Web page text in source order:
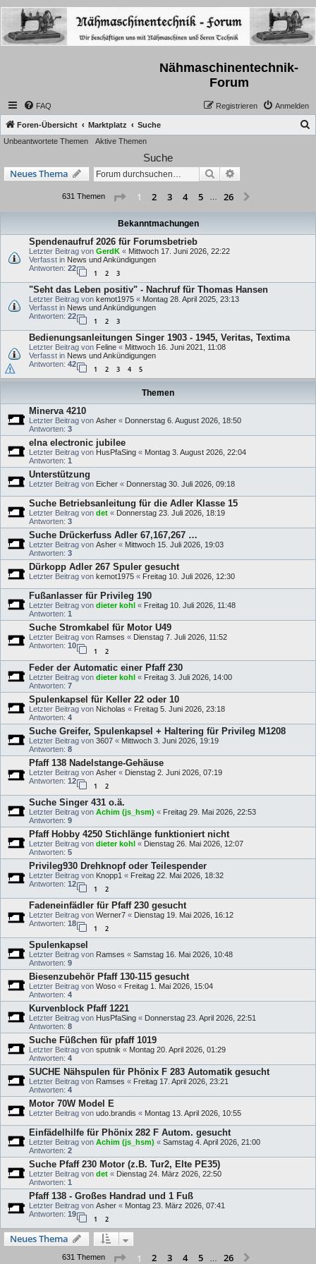
Nähmaschinentechnik-
Forum
FAQ Anmelden
Registrieren
Foren-Übersicht Marktplatz Suche
Unbeantwortete Themen Aktive Themen
Suche
Neues Thema Suche
631 Themen Seite 1von 26
1 2 3 4 5 … 26
Bekanntmachungen
Spendenaufruf 2026 für Forumsbetrieb
Letzter Beitrag von GerdK « Mittwoch 17. Juni 2026, 22:22
Verfasst in News und Ankündigungen
Antworten: 22
1 2 3
"Seht das Leben positiv" - Nachruf für Thomas Hansen
Letzter Beitrag von kemot1975 « Montag 28. April 2025, 23:13
Verfasst in News und Ankündigungen
Antworten: 22
1 2 3
Bedienungsanleitungen Singer 1903 - 1945, Veritas, Textima
Letzter Beitrag von Feline « Mittwoch 16. Juni 2021, 11:08
Verfasst in News und Ankündigungen
Antworten: 42
1 2 3 4 5
Themen
Minerva 4210
Letzter Beitrag von Asher « Donnerstag 6. August 2026, 18:50
Antworten: 3
elna electronic jubilee
Letzter Beitrag von HusPfaSing « Montag 3. August 2026, 22:04
Antworten: 1
Unterstützung
Letzter Beitrag von Eicher « Donnerstag 30. Juli 2026, 09:18
Suche Betriebsanleitung für die Adler Klasse 15
Letzter Beitrag von det « Donnerstag 23. Juli 2026, 18:19
Antworten: 3
Suche Drückerfuss Adler 67,167,267 …
Letzter Beitrag von Asher « Mittwoch 15. Juli 2026, 19:03
Antworten: 3
Dürkopp Adler 267 Spuler gesucht
Letzter Beitrag von kemot1975 « Freitag 10. Juli 2026, 12:30
Fußanlasser für Privileg 190
Letzter Beitrag von dieter kohl « Freitag 10. Juli 2026, 11:48
Antworten: 1
Suche Stromkabel für Motor U49
Letzter Beitrag von Ramses « Dienstag 7. Juli 2026, 11:52
Antworten: 10
1 2
Feder der Automatic einer Pfaff 230
Letzter Beitrag von dieter kohl « Freitag 3. Juli 2026, 14:00
Antworten: 7
Spulenkapsel für Keller 22 oder 10
Letzter Beitrag von Nicholas « Freitag 5. Juni 2026, 23:18
Antworten: 4
Suche Greifer, Spulenkapsel + Haltering für Privileg M1208
Letzter Beitrag von 3607 « Mittwoch 3. Juni 2026, 19:19
Antworten: 8
Pfaff 138 Nadelstange-Gehäuse
Letzter Beitrag von Asher « Dienstag 2. Juni 2026, 07:19
Antworten: 12
1 2
Suche Singer 431 o.ä.
Letzter Beitrag von Achim (js_hsm) « Freitag 29. Mai 2026, 22:53
Antworten: 9
Pfaff Hobby 4250 Stichlänge funktioniert nicht
Letzter Beitrag von dieter kohl « Dienstag 26. Mai 2026, 12:07
Antworten: 5
Privileg930 Drehknopf oder Teilespender
Letzter Beitrag von Knopp1 « Freitag 22. Mai 2026, 18:32
Antworten: 12
1 2
Fadeneinfädler für Pfaff 230 gesucht
Letzter Beitrag von Werner7 « Dienstag 19. Mai 2026, 16:12
Antworten: 18
1 2
Spulenkapsel
Letzter Beitrag von Ramses « Samstag 16. Mai 2026, 10:48
Antworten: 9
Biesenzubehör Pfaff 130-115 gesucht
Letzter Beitrag von Woso « Freitag 1. Mai 2026, 15:04
Antworten: 4
Kurvenblock Pfaff 1221
Letzter Beitrag von HusPfaSing « Donnerstag 23. April 2026, 22:51
Antworten: 8
Suche Füßchen für pfaff 1019
Letzter Beitrag von sputnik « Montag 20. April 2026, 01:29
Antworten: 4
SUCHE Nähspulen für Phönix F 283 Automatik gesucht
Letzter Beitrag von Ramses « Freitag 17. April 2026, 23:21
Antworten: 4
Motor 70W Model E
Letzter Beitrag von udo.brandis « Montag 13. April 2026, 10:55
Einfädelhilfe für Phönix 282 F Autom. gesucht
Letzter Beitrag von Achim (js_hsm) « Samstag 4. April 2026, 21:00
Antworten: 2
Suche Pfaff 230 Motor (z.B. Tur2, Elte PE35)
Letzter Beitrag von det « Dienstag 24. März 2026, 22:50
Antworten: 1
Pfaff 138 - Großes Handrad und 1 Fuß
Letzter Beitrag von Asher « Montag 23. März 2026, 07:41
Antworten: 19
1 2
Neues Thema
631 Themen Seite 1von 26
1 2 3 4 5 26